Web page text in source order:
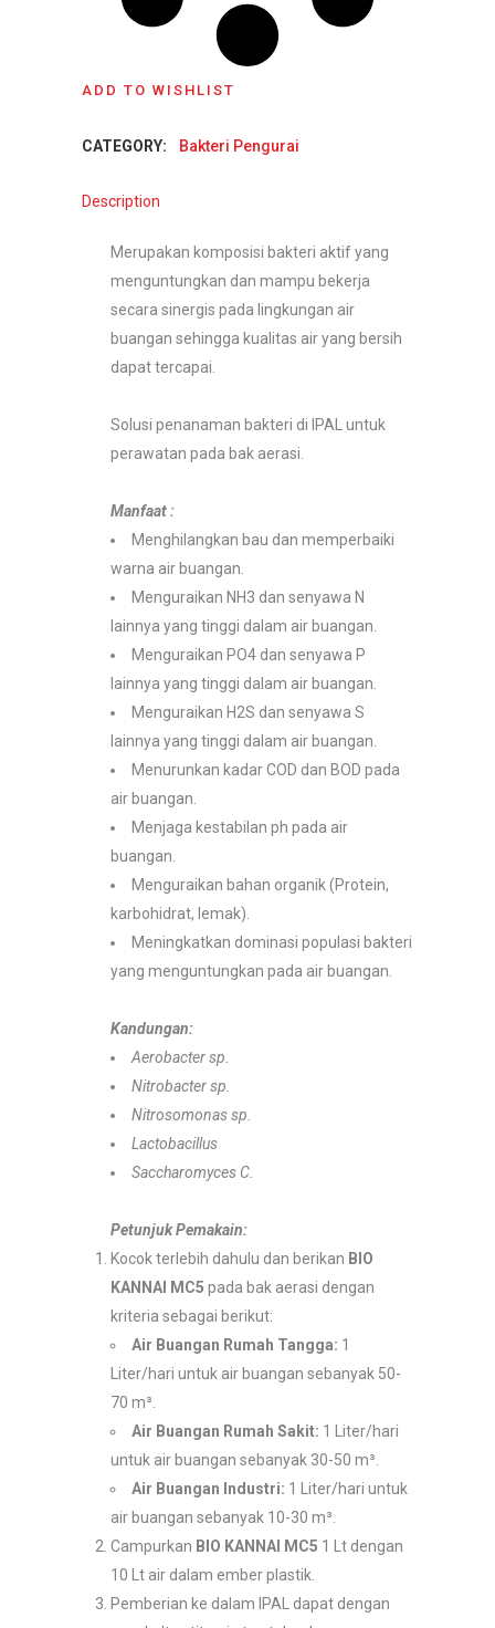
ADD TO WISHLIST
CATEGORY: Bakteri Pengurai
Description
Merupakan komposisi bakteri aktif yang
menguntungkan dan mampu bekerja
secara sinergis pada lingkungan air
buangan sehingga kualitas air yang bersih
dapat tercapai.
Solusi penanaman bakteri di IPAL untuk
perawatan pada bak aerasi.
Manfaat :
Menghilangkan bau dan memperbaiki
warna air buangan.
Menguraikan NH3 dan senyawa N
lainnya yang tinggi dalam air buangan.
Menguraikan PO4 dan senyawa P
lainnya yang tinggi dalam air buangan.
Menguraikan H2S dan senyawa S
lainnya yang tinggi dalam air buangan.
Menurunkan kadar COD dan BOD pada
air buangan.
Menjaga kestabilan ph pada air
buangan.
Menguraikan bahan organik (Protein,
karbohidrat, lemak).
Meningkatkan dominasi populasi bakteri
yang menguntungkan pada air buangan.
Kandungan:
Aerobacter sp.
Nitrobacter sp.
Nitrosomonas sp.
Lactobacillus
Saccharomyces C.
Petunjuk Pemakain:
Kocok terlebih dahulu dan berikan BIO
KANNAI MC5 pada bak aerasi dengan
kriteria sebagai berikut:
Air Buangan Rumah Tangga: 1
Liter/hari untuk air buangan sebanyak 50-
70 m³.
Air Buangan Rumah Sakit: 1 Liter/hari
untuk air buangan sebanyak 30-50 m³.
Air Buangan Industri: 1 Liter/hari untuk
air buangan sebanyak 10-30 m³.
Campurkan BIO KANNAI MC5 1 Lt dengan
10 Lt air dalam ember plastik.
Pemberian ke dalam IPAL dapat dengan